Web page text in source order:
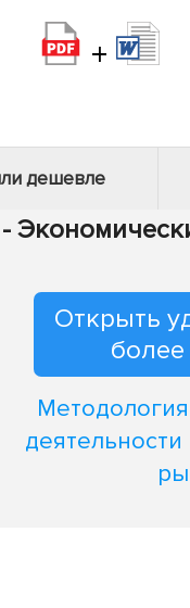
+
дешевле
Открыть